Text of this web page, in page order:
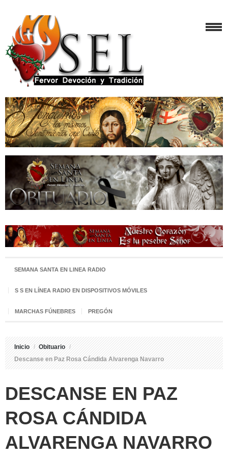
SEMANA SANTA EN LINEA RADIO
S S EN LÍNEA RADIO EN DISPOSITIVOS MÓVILES
MARCHAS FÚNEBRES PREGÓN
Inicio / Obituario /
Descanse en Paz Rosa Cándida Alvarenga Navarro
DESCANSE EN PAZ
ROSA CÁNDIDA
ALVARENGA NAVARRO